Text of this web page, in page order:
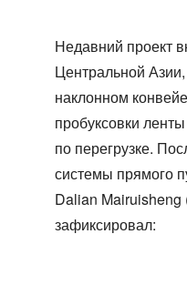
Недавний проект
Центральной
наклонном
пробуксовки
по перегрузке.
системы прямого
Dalian Mairuisheng
зафиксировал: